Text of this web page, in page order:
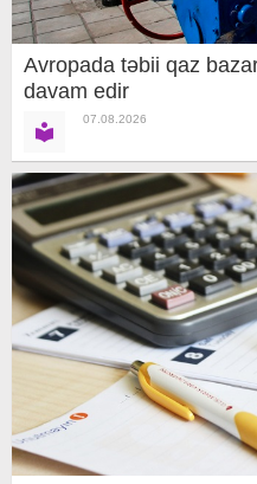
Avropada təbii qaz
davam edir
07.08.2026